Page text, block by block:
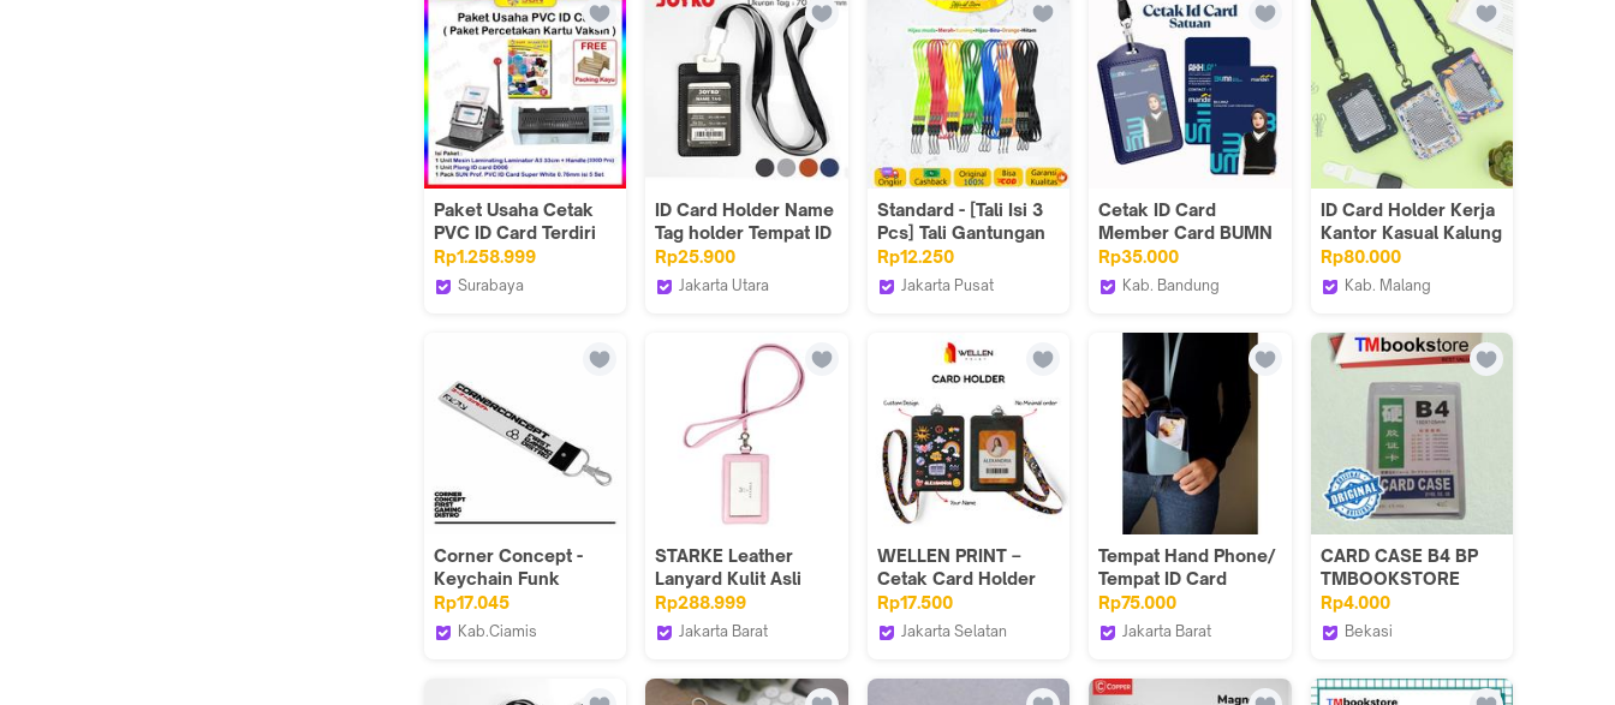
Paket Usaha Cetak
PVC ID Card Terdiri
dari Mesin
Laminating, Alat
Potong/Plong ID
Rp1.258.999
Surabaya
ID Card Holder Name
Tag holder Tempat ID
Card Kulit PORTRAIT
JOYKO NT
Rp25.900
Jakarta Utara
Standard - [Tali Isi 3
Pcs] Tali Gantungan
HP / Name Tag Polos
Panjang Warna Warni
45 Cm
Rp12.250
Jakarta Pusat
Cetak ID Card
Member Card BUMN
Custom Satuan -
Billwaz
Rp35.000
Kab. Bandung
ID Card Holder Kerja
Kantor Kasual Kalung
Name Tag Lanyard
Multifungsi Anti Air
Pria Wanita
Rp80.000
Kab. Malang
Corner Concept -
Keychain Funk
Design - First Gaming
Distro
Rp17.045
Kab.Ciamis
STARKE Leather
Lanyard Kulit Asli
Gantungan Kartu
Nama ID Card Holder
Gantungan Name Tag
Textured
Rp288.999
Jakarta Barat
WELLEN PRINT –
Cetak Card Holder
Bahan Kulit Sintetis /
Print Gantungan ID
Card Name Tag Motif
Rp17.500
Jakarta Selatan
OFFICIAL
Tempat Hand Phone/
Tempat ID Card
Warna Biru
Rp75.000
Jakarta Barat
CARD CASE B4 BP
TMBOOKSTORE
Rp4.000
Bekasi
Value